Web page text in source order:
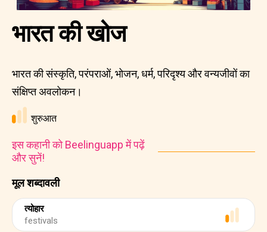
मूल शब्दावली
त्योहार
festivals
भारत की खोज
भारत की संस्कृति, परंपराओं, भोजन, धर्म, परिदृश्य और वन्यजीवों का
संक्षिप्त अवलोकन।
शुरुआत
इस कहानी को Beelinguapp में पढ़ें
और सुनें!